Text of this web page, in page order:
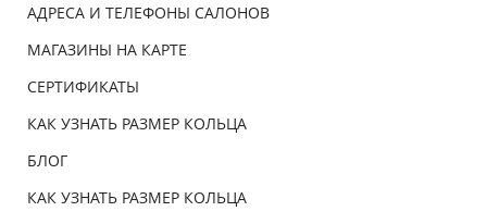
АДРЕСА И ТЕЛЕФОНЫ САЛОНОВ
МАГАЗИНЫ НА КАРТЕ
СЕРТИФИКАТЫ
КАК УЗНАТЬ РАЗМЕР КОЛЬЦА
БЛОГ
КАК УЗНАТЬ РАЗМЕР КОЛЬЦА